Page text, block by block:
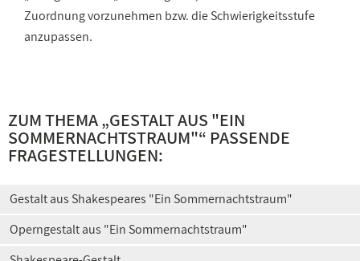
Zuordnung vorzunehmen bzw. die Schwierigkeitsstufe
anzupassen.
ZUM THEMA „GESTALT AUS "EIN
SOMMERNACHTSTRAUM"“ PASSENDE
FRAGESTELLUNGEN:
Gestalt aus Shakespeares "Ein Sommernachtstraum"
Operngestalt aus "Ein Sommernachtstraum"